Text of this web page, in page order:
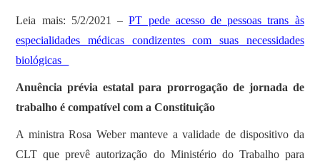
Leia mais: 5/2/2021 –PT pede acesso de pessoas trans às
especialidades médicas condizentes com suas necessidades
biológicas
Anuência prévia estatal para prorrogação de jornada de
trabalho é compatível com a Constituição
A ministra Rosa Weber manteve a validade de dispositivo da
CLT que prevê autorização do Ministério do Trabalho para